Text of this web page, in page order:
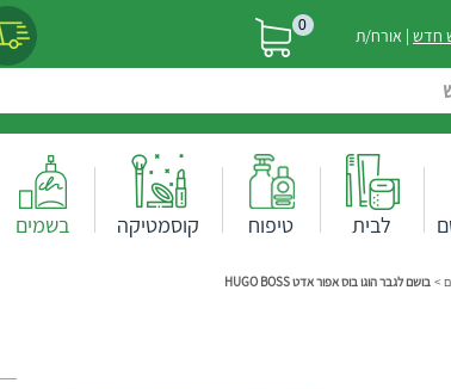
חדש | אורח/ת 0
לבית טיפוח קוסמטיקה בשמים
> בושם לגבר הוגו בוס אפור אדט HUGO BOSS